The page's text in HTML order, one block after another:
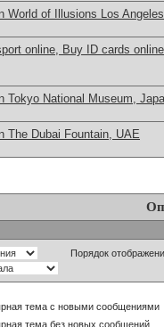
World of Illusions Los
online, Buy ID cards
Tokyo National Museum,
The Dubai Fountain, UAE
Порядок
тема с новыми сообщениями
тема без новых сообщений